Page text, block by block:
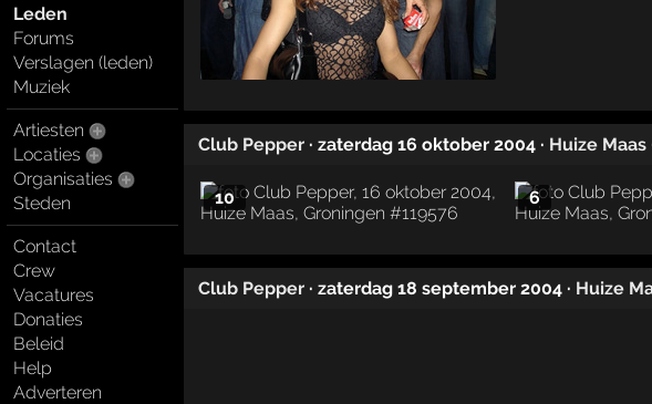
Leden
Forums
Verslagen (leden)
Muziek
Artiesten
Locaties
Organisaties
Steden
Contact
Crew
Vacatures
Donaties
Beleid
Help
Adverteren
Club Pepper · zaterdag 16 oktober 2004 · Huize Maas
10 6
Club Pepper · zaterdag 18 september 2004 · Huize